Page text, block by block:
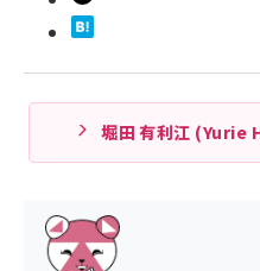
堀田 有利江 (Yurie